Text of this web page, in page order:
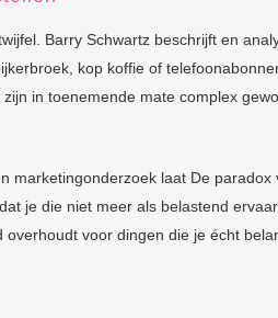
Barry Schwartz beschrijft en
kop koffie of
in toenemende mate complex
marketingonderzoek laat De paradox
je die niet meer als belastend
voor dingen die je écht